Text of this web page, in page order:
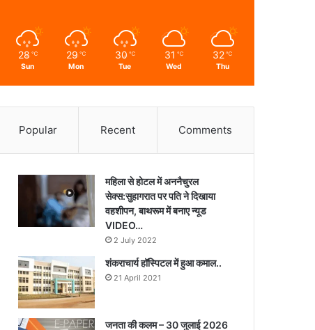
28 ℃
Sun
29 ℃
Mon
30 ℃
Tue
31 ℃
Wed
32 ℃
Thu
Popular Recent Comments
महिला से होटल में अननैचुरल
सेक्स:सुहागरात पर पति ने दिखाया
वहशीपन, बाथरूम में बनाए न्यूड
VIDEO…
2 July 2022
शंकराचार्य हॉस्पिटल में हुआ कमाल..
21 April 2021
जनता की कलम – 30 जुलाई 2026